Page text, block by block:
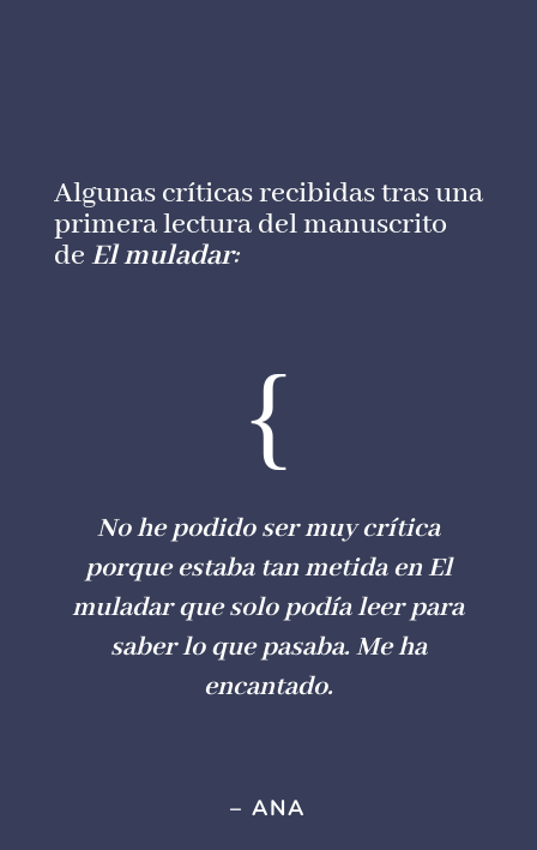
Algunas críticas recibidas tras una
primera lectura del manuscrito
deEl muladar:
{
No he podido ser muy crítica
porque estaba tan metida enEl
muladarque solo podía leer para
saber lo que pasaba. Me ha
encantado.
– ANA